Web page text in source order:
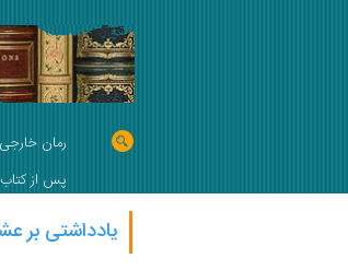
رمان خارجی
پس از کتاب
یادداشتی بر